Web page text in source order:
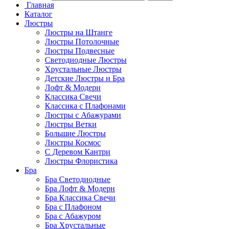
Главная
Каталог
Люстры
Люстры на Штанге
Люстры Потолочные
Люстры Подвесные
Светодиодные Люстры
Хрустальные Люстры
Детские Люстры и Бра
Лофт & Модерн
Классика Свечи
Классика с Плафонами
Люстры с Абажурами
Люстры Ветки
Большие Люстры
Люстры Космос
С Деревом Кантри
Люстры Флористика
Бра
Бра Светодиодные
Бра Лофт & Модерн
Бра Классика Свечи
Бра с Плафоном
Бра с Абажуром
Бра Хрустальные